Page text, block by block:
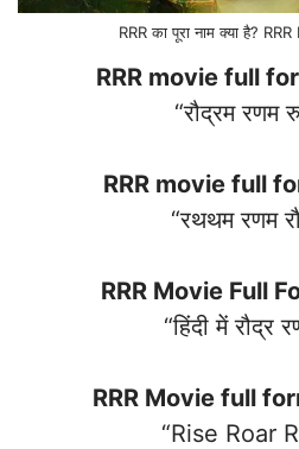
RRR का पूरा नाम क्या है?
RRR movie full
“रौद्रम रणम
RRR movie full
“रथथम रणम
RRR Movie Full
“हिंदी में रौद्र
RRR Movie full
“Rise Roar